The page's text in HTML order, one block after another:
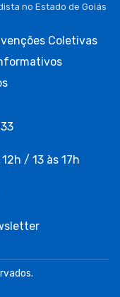
no Estado de Goiás
Coletivas
/ 13 às 17h